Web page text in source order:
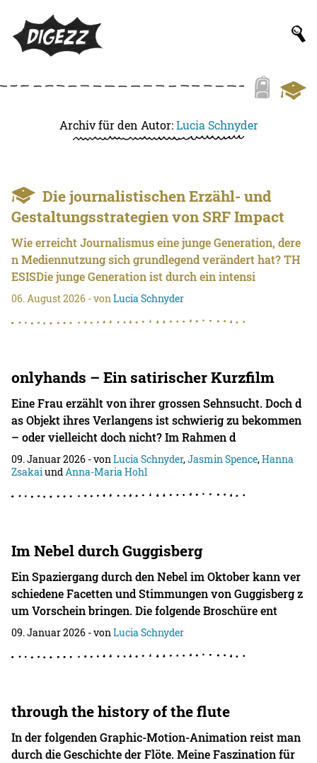
Archiv für den Autor:Lucia Schnyder
Die journalistischen Erzähl- und
Gestaltungsstrategien von SRF Impact
Wie erreicht Journalismus eine junge Generation, dere
n Mediennutzung sich grundlegend verändert hat? TH
ESISDie junge Generation ist durch ein intensi
06. August 2026 - vonLucia Schnyder
onlyhands – Ein satirischer Kurzfilm
Eine Frau erzählt von ihrer grossen Sehnsucht. Doch d
as Objekt ihres Verlangens ist schwierig zu bekommen
– oder vielleicht doch nicht? Im Rahmen d
09. Januar 2026 - vonLucia Schnyder,Jasmin Spence,Hanna
ZsakaiundAnna-Maria Hohl
Im Nebel durch Guggisberg
Ein Spaziergang durch den Nebel im Oktober kann ver
schiedene Facetten und Stimmungen von Guggisberg z
um Vorschein bringen. Die folgende Broschüre ent
09. Januar 2026 - vonLucia Schnyder
through the history of the flute
In der folgenden Graphic-Motion-Animation reist man
durch die Geschichte der Flöte. Meine Faszination für